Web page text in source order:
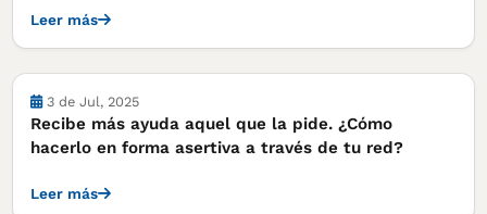
Leer más
Notas
3 de Jul, 2025
Recibe más ayuda aquel que la pide. ¿Cómo
hacerlo en forma asertiva a través de tu red?
Leer más